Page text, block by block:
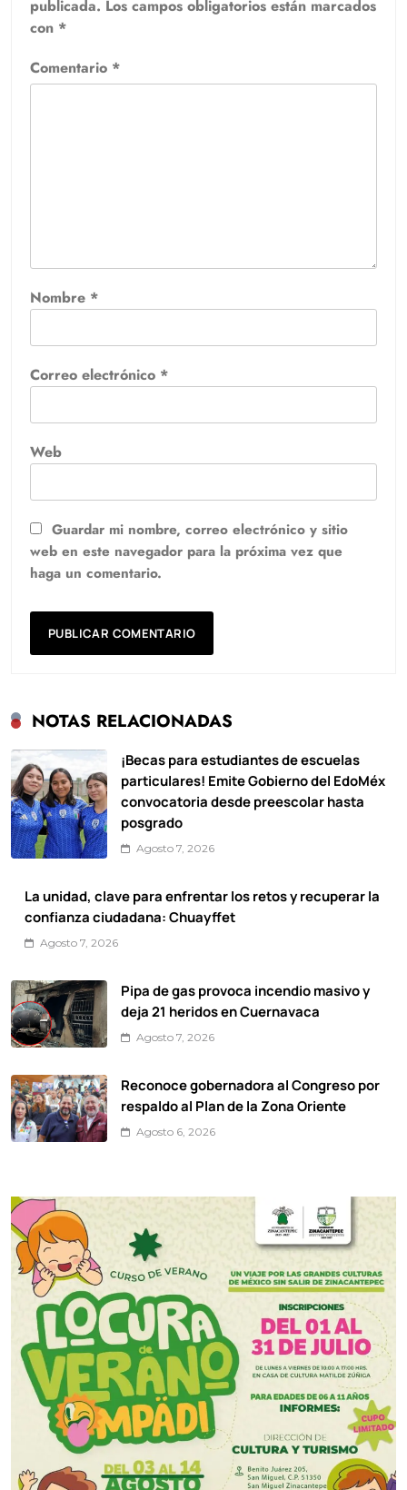
publicada. Los campos obligatorios están marcados
con *
Comentario *
Nombre *
Correo electrónico *
Web
Guardar mi nombre, correo electrónico y sitio
web en este navegador para la próxima vez que
haga un comentario.
NOTAS RELACIONADAS
¡Becas para estudiantes de escuelas
particulares! Emite Gobierno del EdoMéx
convocatoria desde preescolar hasta
posgrado
Agosto 7, 2026
La unidad, clave para enfrentar los retos y recuperar la
confianza ciudadana: Chuayffet
Agosto 7, 2026
Pipa de gas provoca incendio masivo y
deja 21 heridos en Cuernavaca
Agosto 7, 2026
Reconoce gobernadora al Congreso por
respaldo al Plan de la Zona Oriente
Agosto 6, 2026